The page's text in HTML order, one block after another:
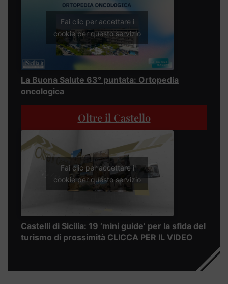
Fai clic per accettare i
cookie per questo servizio
La Buona Salute 63° puntata: Ortopedia
oncologica
Oltre il Castello
Fai clic per accettare i
cookie per questo servizio
Castelli di Sicilia: 19 ‘mini guide’ per la sfida del
turismo di prossimità CLICCA PER IL VIDEO